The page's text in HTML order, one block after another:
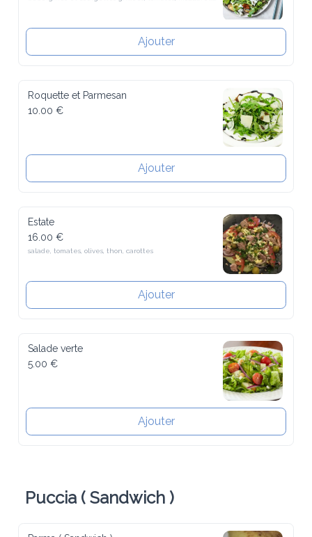
Ajouter
Roquette et Parmesan
10.00 €
Ajouter
Estate
16.00 €
salade, tomates, olives, thon, carottes
Ajouter
Salade verte
5.00 €
Ajouter
Puccia ( Sandwich )
Parma ( Sandwich )